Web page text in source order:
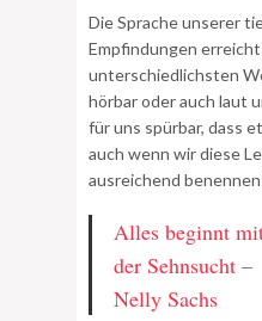
Die Sprache unserer
Empfindungen
unterschiedlichsten
hörbar oder auch laut
für uns spürbar, dass
auch wenn wir diese
ausreichend
Alles beginnt
der Sehnsucht –
Nelly Sachs